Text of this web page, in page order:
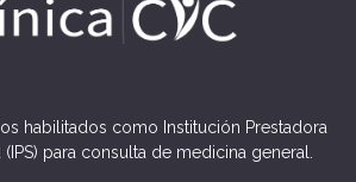
habilitados como Institución Prestadora
para consulta de medicina general.